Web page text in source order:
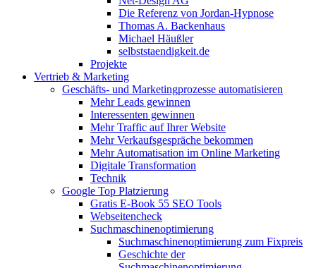
Die Referenz von Jordan-Hypnose
Thomas A. Backenhaus
Michael Häußler
selbststaendigkeit.de
Projekte
Vertrieb & Marketing
Geschäfts- und Marketingprozesse automatisieren
Mehr Leads gewinnen
Interessenten gewinnen
Mehr Traffic auf Ihrer Website
Mehr Verkaufsgespräche bekommen
Mehr Automatisation im Online Marketing
Digitale Transformation
Technik
Google Top Platzierung
Gratis E-Book 55 SEO Tools
Webseitencheck
Suchmaschinenoptimierung
Suchmaschinenoptimierung zum Fixpreis
Geschichte der